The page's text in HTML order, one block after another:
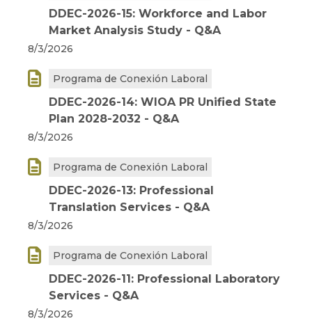
DDEC-2026-15: Workforce and Labor
Market Analysis Study - Q&A
8/3/2026
 Programa de Conexión Laboral
DDEC-2026-14: WIOA PR Unified State
Plan 2028-2032 - Q&A
8/3/2026
 Programa de Conexión Laboral
DDEC-2026-13: Professional
Translation Services - Q&A
8/3/2026
 Programa de Conexión Laboral
DDEC-2026-11: Professional Laboratory
Services - Q&A
8/3/2026